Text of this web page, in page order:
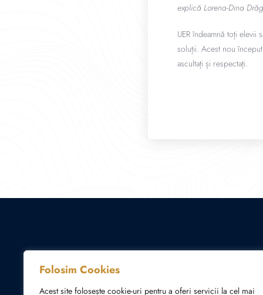
Folosim Cookies
Acest site folosește cookie-uri pentru a oferi servicii la cel mai
explică Lorena-Dina
UER îndeamnă toți
soluții. Acest nou
ascultați și respectați.